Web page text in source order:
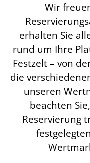
Wir
erhalten Sie
rund um Ihre
Festzelt – von
die
unseren
beachten
Reservierung